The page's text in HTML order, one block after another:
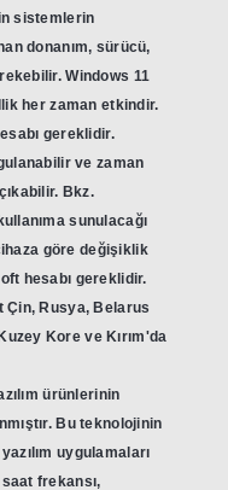
sistemlerin
donanım, sürücü,
Windows 11
her zaman etkindir.
gereklidir.
ve zaman
Bkz.
sunulacağı
göre değişiklik
hesabı gereklidir.
Çin, Rusya, Belarus
Kore ve Kırım'da
ürünlerinin
Bu teknolojinin
uygulamaları
frekansı,